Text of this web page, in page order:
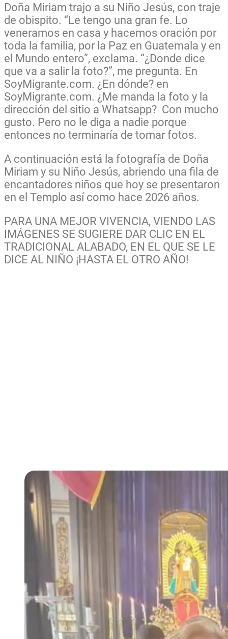
Doña Miriam trajo a su Niño Jesús, con traje
de obispito. “Le tengo una gran fe. Lo
veneramos en casa y hacemos oración por
toda la familia, por la Paz en Guatemala y en
el Mundo entero”, exclama. “¿Donde dice
que va a salir la foto?”, me pregunta. En
SoyMigrante.com. ¿En dónde? en
SoyMigrante.com. ¿Me manda la foto y la
dirección del sitio a Whatsapp? Con mucho
gusto. Pero no le diga a nadie porque
entonces no terminaría de tomar fotos.
A continuación está la fotografía de Doña
Miriam y su Niño Jesús, abriendo una fila de
encantadores niños que hoy se presentaron
en el Templo así como hace 2026 años.
PARA UNA MEJOR VIVENCIA, VIENDO LAS
IMÁGENES SE SUGIERE DAR CLIC EN EL
TRADICIONAL ALABADO, EN EL QUE SE LE
DICE AL NIÑO ¡HASTA EL OTRO AÑO!